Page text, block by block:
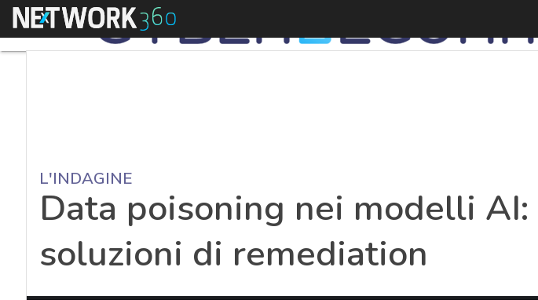
Menu
L'INDAGINE
Data poisoning nei modelli AI:
soluzioni di remediation